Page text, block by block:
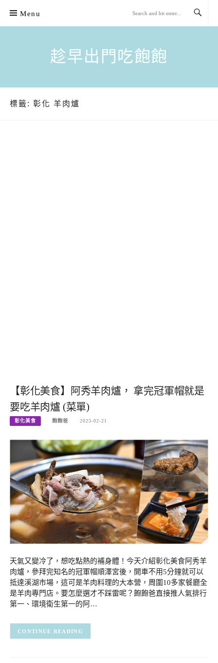
content
Menu
趁早出門吃飽飽
標籤: 彰化 羊肉爐
【彰化美食】阿秀羊肉爐， 拿完冠軍帽就是
要吃羊肉爐 (菜單)
彰化美食 飽飽爸 2023-02-21
天氣又變冷了，想吃點熱的補身體！今天介紹彰化美食阿秀羊
肉爐，參拜完知名的冠軍帽順澤宮後，開車不用5分鐘就可以
抵達溪湖市場，這可是羊肉料理的大本營，周圍10多家餐廳全
是羊肉專門店。要怎麼選才不踩雷呢？飽飽爸直接推人氣排行
第一、環境衛生第一的阿…
CONTINUE READING